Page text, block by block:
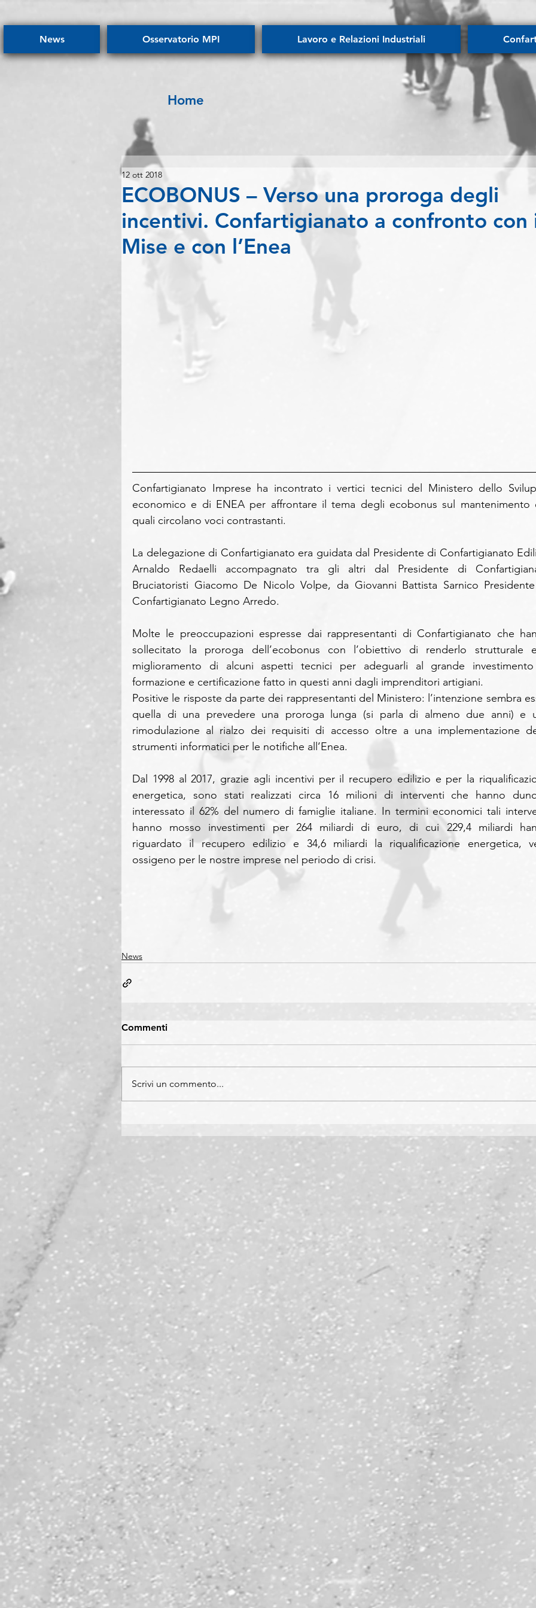
News Osservatorio MPI Lavoro e Relazioni Industriali
Home
ECOBONUS – Verso una proroga degli
incentivi. Confartigianato a confronto con
Mise e con l’Enea
12 ott 2018
Confartigianato Imprese ha incontrato i vertici tecnici del Ministero dello
economico e di ENEA per affrontare il tema degli ecobonus sul mantenimento
quali circolano voci contrastanti.
La delegazione di Confartigianato era guidata dal Presidente di Confartigianato
Arnaldo Redaelli accompagnato tra gli altri dal Presidente di
Bruciatoristi Giacomo De Nicolo Volpe, da Giovanni Battista Sarnico
Confartigianato Legno Arredo.
Molte le preoccupazioni espresse dai rappresentanti di Confartigianato che
sollecitato la proroga dell’ecobonus con l’obiettivo di renderlo strutturale
miglioramento di alcuni aspetti tecnici per adeguarli al grande
formazione e certificazione fatto in questi anni dagli imprenditori artigiani.
Positive le risposte da parte dei rappresentanti del Ministero: l’intenzione sembra
quella di una prevedere una proroga lunga (si parla di almeno due anni) e
rimodulazione al rialzo dei requisiti di accesso oltre a una implementazione
strumenti informatici per le notifiche all’Enea.
Dal 1998 al 2017, grazie agli incentivi per il recupero edilizio e per la
energetica, sono stati realizzati circa 16 milioni di interventi che hanno
interessato il 62% del numero di famiglie italiane. In termini economici tali
hanno mosso investimenti per 264 miliardi di euro, di cui 229,4 miliardi
riguardato il recupero edilizio e 34,6 miliardi la riqualificazione energetica,
ossigeno per le nostre imprese nel periodo di crisi.
News
Commenti
Scrivi un commento...